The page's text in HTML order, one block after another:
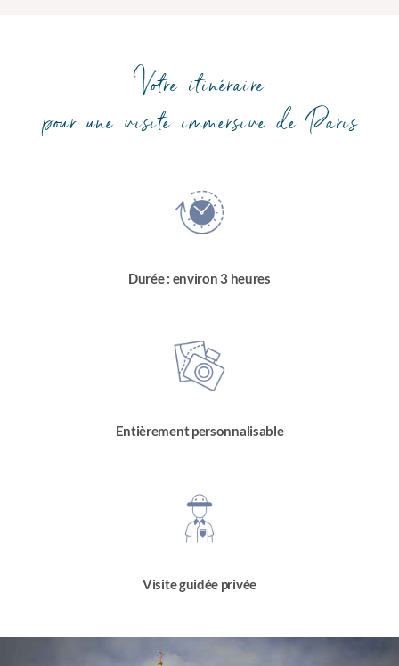
Votre itinéraire
pour une visite immersive de Paris
Durée : environ 3 heures
Entièrement personnalisable
Visite guidée privée